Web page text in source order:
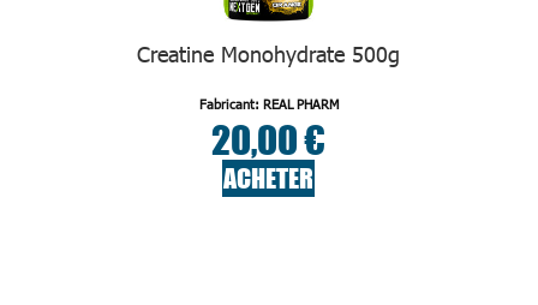
Creatine Monohydrate 500g
Fabricant: REAL PHARM
20,00 €
ACHETER